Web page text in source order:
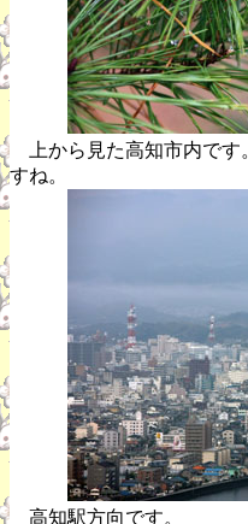
上から見た高知市内です
すね。
高知駅方向です。